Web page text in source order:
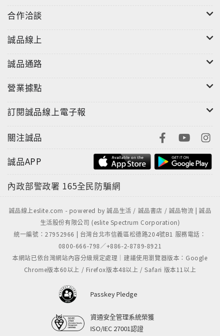
內文試閱
一
在晚清，作為老大帝國的中國，像是一隻紙老虎一樣，
雖然已經很敝舊了，但還自以為是雄冠全球，可以鄙視
爭，以後經太平天國運動，中法戰爭以及一八九四年中
狗。中國的知識份子開始對自己文化失去自信，覺得應
艦，派了年輕的留學生到外國，就是要他們學習這些東
西。可是這些留學生到了外國，發現人家的文物制度，
學術文化都有勝於中華者，這時候，覺得中國要改革的
懷抱著中國精神文明之可貴，宣導「中學為體，西學為
用」之說，這就與新興的年輕知識份子有一種代溝。
到了民國成立，中國新興的知識份子對於所謂舊文化鄙
夷已極，他們所要求是新，當時所說的新都是西洋來
的。他們看到中國舊文化是一種負擔，不揚棄舊文化，
無法建立新文化。
代表這些新興的知識份子，要求創新棄舊的，我們大家
都知道最初是《新青年》這一群人。
合作洽談
誠品線上
誠品通路
營業據點
訂閱誠品線上電子報
關注誠品
誠品APP
內政部警政署 165全民防騙網
誠品線上eslite.com - powered by 誠品生活 / 誠品書店 / 誠品物流 | 誠品
生活股份有限公司 (eslite Spectrum Corporation)
統一編號：27952966 | 台灣台北市信義區松德路204號B1 服務電話：
0800-666-798／+886-2-8789-8921
本網站已依台灣網站內容分級規定處理｜建議使用瀏覽器版本：Google
Chrome版本60以上 / Firefox版本48以上 / Safari 版本11以上
Passkey Pledge
資通安全管理系統榮獲
ISO/IEC 27001認證